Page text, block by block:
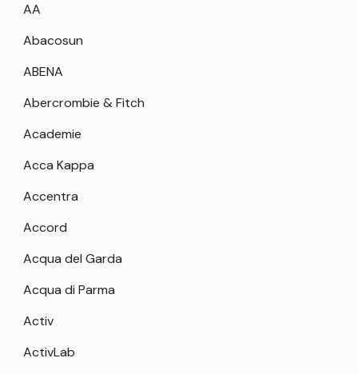
AA
Abacosun
ABENA
Abercrombie & Fitch
Academie
Acca Kappa
Accentra
Accord
Acqua del Garda
Acqua di Parma
Activ
ActivLab